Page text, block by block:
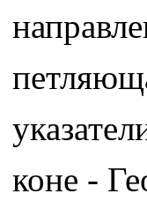
коне -